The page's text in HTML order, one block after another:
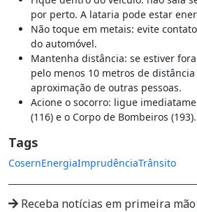
por perto. A lataria pode estar
Não toque em metais: evite
do automóvel.
Mantenha distância: se estiver
pelo menos 10 metros de
aproximação de outras pessoas.
Acione o socorro: ligue
(116) e o Corpo de Bombeiros (193).
Tags
CosernEnergiaImprudênciaTrânsito
Receba notícias em primeira